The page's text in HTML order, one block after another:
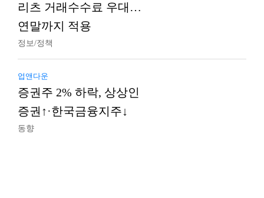
리츠 거래수수료 우대…
연말까지 적용
정보/정책
업앤다운
증권주 2% 하락, 상상인
증권↑·한국금융지주↓
동향